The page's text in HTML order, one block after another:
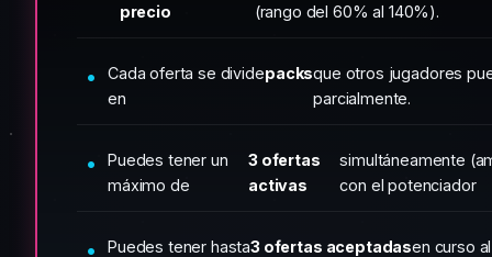
precio
(rango del 60% al 140%).
Cada oferta se divide
en
packsque otros jugadores
parcialmente.
Puedes tener un
máximo de
3 ofertas
activas
simultáneamente
con el potenciador
Puedes tener hasta3 ofertas aceptadasen curso